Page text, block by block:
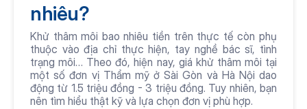
nhiêu?
Khử thâm môi bao nhiêu tiền trên thực tế còn phụ
thuộc vào địa chỉ thực hiện, tay nghề bác sĩ, tình
trạng môi… Theo đó, hiện nay, giá khử thâm môi tại
một số đơn vị Thẩm mỹ ở Sài Gòn và Hà Nội dao
động từ 1.5 triệu đồng - 3 triệu đồng. Tuy nhiên, bạn
nên tìm hiểu thật kỹ và lựa chọn đơn vị phù hợp.